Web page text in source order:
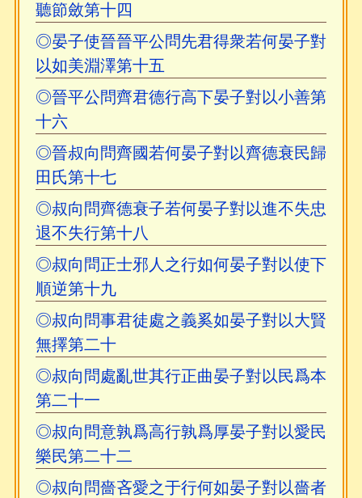
聽節斂第十四
◎晏子使晉晉平公問先君得衆若何晏子對
以如美淵澤第十五
◎晉平公問齊君德行高下晏子對以小善第
十六
◎晉叔向問齊國若何晏子對以齊德衰民歸
田氏第十七
◎叔向問齊德衰子若何晏子對以進不失忠
退不失行第十八
◎叔向問正士邪人之行如何晏子對以使下
順逆第十九
◎叔向問事君徒處之義奚如晏子對以大賢
無擇第二十
◎叔向問處亂世其行正曲晏子對以民爲本
第二十一
◎叔向問意孰爲高行孰爲厚晏子對以愛民
樂民第二十二
◎叔向問嗇吝愛之于行何如晏子對以嗇者